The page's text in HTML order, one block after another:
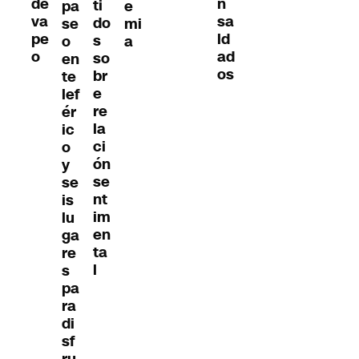
va
pe
o
pa
se
o
en
te
lef
ér
ic
o
y
se
is
lu
ga
re
s
pa
ra
di
sf
ti
do
s
so
br
e
re
la
ci
ón
se
nt
im
en
ta
l
e
mi
a
sa
ld
ad
os